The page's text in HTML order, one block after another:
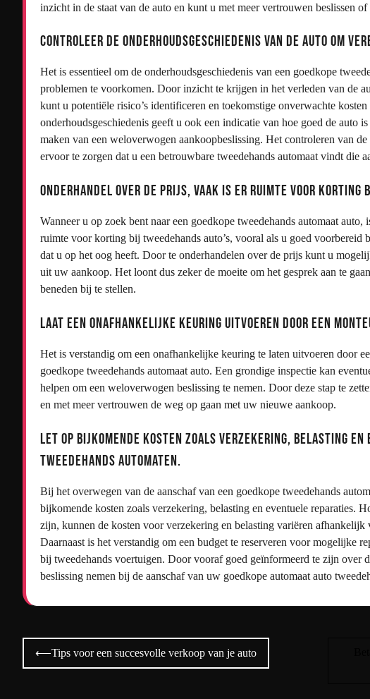
inzicht in de staat van de auto en kunt u met meer vertrouwen beslissen
Controleer de onderhoudsgeschiedenis van de auto om
Het is essentieel om de onderhoudsgeschiedenis van een goedkope
problemen te voorkomen. Door inzicht te krijgen in het verleden van de
kunt u potentiële risico’s identificeren en toekomstige onverwachte
onderhoudsgeschiedenis geeft u ook een indicatie van hoe goed de auto
maken van een weloverwogen aankoopbeslissing. Het controleren van
ervoor te zorgen dat u een betrouwbare tweedehands automaat vindt die
Onderhandel over de prijs, vaak is er ruimte voor korting
Wanneer u op zoek bent naar een goedkope tweedehands automaat
ruimte voor korting bij tweedehands auto’s, vooral als u goed
dat u op het oog heeft. Door te onderhandelen over de prijs kunt u
uit uw aankoop. Het loont dus zeker de moeite om het gesprek aan te
beneden bij te stellen.
Laat een onafhankelijke keuring uitvoeren door een
Het is verstandig om een onafhankelijke keuring te laten uitvoeren door
goedkope tweedehands automaat auto. Een grondige inspectie kan
helpen om een weloverwogen beslissing te nemen. Door deze stap te
en met meer vertrouwen de weg op gaan met uw nieuwe aankoop.
Let op bijkomende kosten zoals verzekering, belasting
tweedehands automaten.
Bij het overwegen van de aanschaf van een goedkope tweedehands
bijkomende kosten zoals verzekering, belasting en eventuele reparaties.
zijn, kunnen de kosten voor verzekering en belasting variëren
Daarnaast is het verstandig om een budget te reserveren voor mogelijke
bij tweedehands voertuigen. Door vooraf goed geïnformeerd te zijn over
beslissing nemen bij de aanschaf van uw goedkope automaat auto
Bericht
navigatie
⟵Tips voor een succesvolle verkoop van je auto